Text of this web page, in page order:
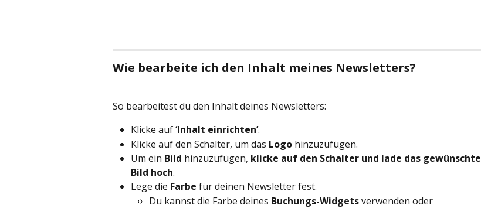
Wie bearbeite ich den Inhalt meines Newsletters?
So bearbeitest du den Inhalt deines Newsletters:
Klicke auf ‘Inhalt einrichten’.
Klicke auf den Schalter, um das Logo hinzuzufügen.
Um ein Bild hinzuzufügen, klicke auf den Schalter und lade das gewünschte
Bild hoch.
Lege die Farbe für deinen Newsletter fest.
Du kannst die Farbe deines Buchungs-Widgets verwenden oder